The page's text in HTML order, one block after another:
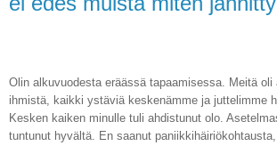
Olin alkuvuodesta eräässä tapaamisessa. Meitä oli
ihmistä, kaikki ystäviä keskenämme ja juttelimme
Kesken kaiken minulle tuli ahdistunut olo.
tuntunut hyvältä. En saanut